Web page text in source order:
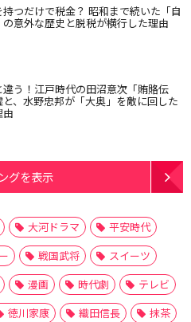
持つだけで税金？ 昭和まで続いた「自
意外な歴史と脱税が横行した理由
う！江戸時代の田沼意次「賄賂伝
、水野忠邦が「大奥」を敵に回した
由
グを表示
大河ドラマ
平安時代
戦国武将
スイーツ
漫画 時代劇
テレビ
徳川家康 織田信長
抹茶